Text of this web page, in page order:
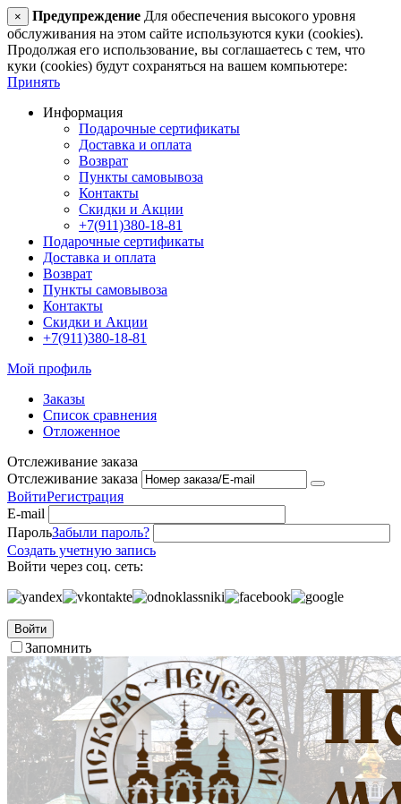
× Предупреждение Для обеспечения высокого уровня
обслуживания на этом сайте используются куки (cookies).
Продолжая его использование, вы соглашаетесь с тем, что
куки (cookies) будут сохраняться на вашем компьютере:
Принять
Информация
Подарочные сертификаты
Доставка и оплата
Возврат
Пункты самовывоза
Контакты
Скидки и Акции
+7(911)380-18-81
Подарочные сертификаты
Доставка и оплата
Возврат
Пункты самовывоза
Контакты
Скидки и Акции
+7(911)380-18-81
Мой профиль
Заказы
Список сравнения
Отложенное
Отслеживание заказа
Отслеживание заказа
ВойтиРегистрация
E-mail
ПарольЗабыли пароль?
Создать учетную запись
Войти через соц. сеть:
Войти
Запомнить